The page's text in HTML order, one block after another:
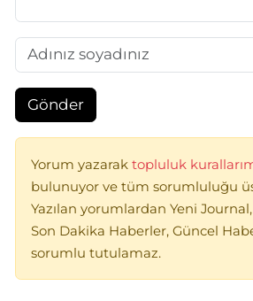
Gönder
Yorum yazarak topluluk
bulunuyor ve tüm sorumluluğu
Yazılan yorumlardan Yeni
Son Dakika Haberler, Güncel
sorumlu tutulamaz.